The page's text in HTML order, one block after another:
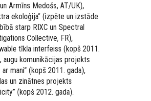
Armīns Medošs, AT/UK),
ekoloģija” (izpēte un izstāde
starp RIXC un Spectral
Collective, FR),
tīkla interfeiss (kopš 2011.
augu komunikācijas projekts
ar mani” (kopš 2011. gada),
un zinātnes projekts
(kopš 2012. gada).